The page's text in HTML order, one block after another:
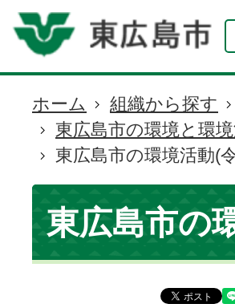
現
在
の
位
置
ホーム 組織から探す
東広島市の環境と環境
東広島市の環境活動(
東広島市の